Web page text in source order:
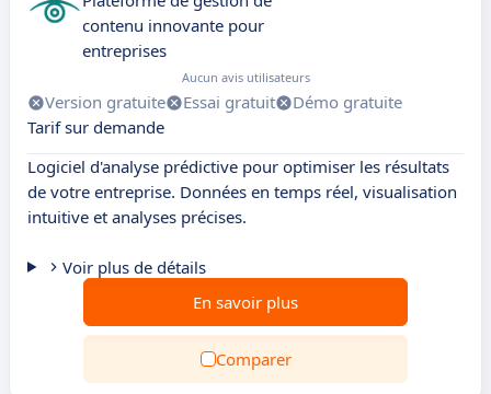
contenu innovante pour
entreprises
Aucun avis utilisateurs
Version gratuite Essai gratuit
Démo gratuite
Tarif sur demande
Logiciel d'analyse prédictive pour optimiser les résultats
de votre entreprise. Données en temps réel, visualisation
intuitive et analyses précises.
Voir plus de détails
En savoir plus
Comparer